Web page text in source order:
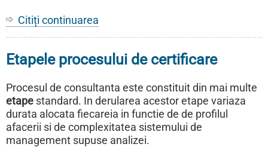
Citiți continuarea
de
-
Standarde
ISO
Etapele procesului de certificare
Procesul de consultanta este constituit din mai multe
etape standard. In derularea acestor etape variaza
durata alocata fiecareia in functie de de profilul
afacerii si de complexitatea sistemului de
management supuse analizei.